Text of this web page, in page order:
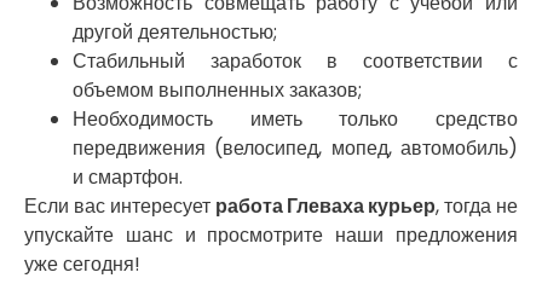
другой деятельностью;
Стабильный заработок в соответствии с
объемом выполненных заказов;
Необходимость иметь только средство
передвижения (велосипед, мопед, автомобиль)
и смартфон.
Если вас интересует работа Глеваха курьер, тогда не
упускайте шанс и просмотрите наши предложения
уже сегодня!
Первомайск
Песочин
Петриков
Петропавловская Борщаговка
Подгородное
Погребы
Покров
Полтава
Прилуки
Путивль